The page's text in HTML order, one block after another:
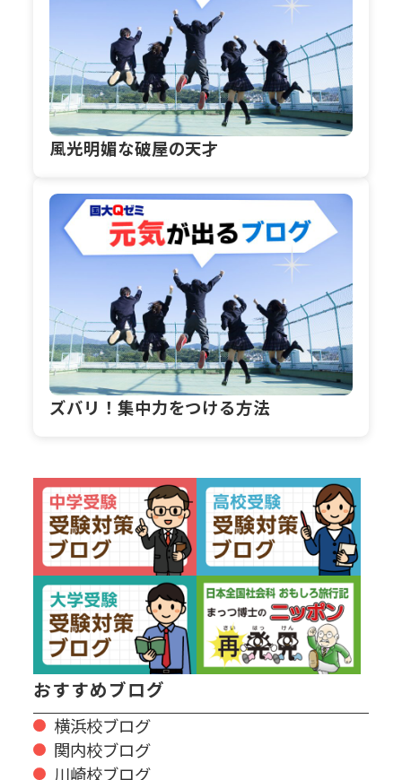
風光明媚な破屋の天才
ズバリ！集中力をつける方法
おすすめブログ
横浜校ブログ
関内校ブログ
川崎校ブログ